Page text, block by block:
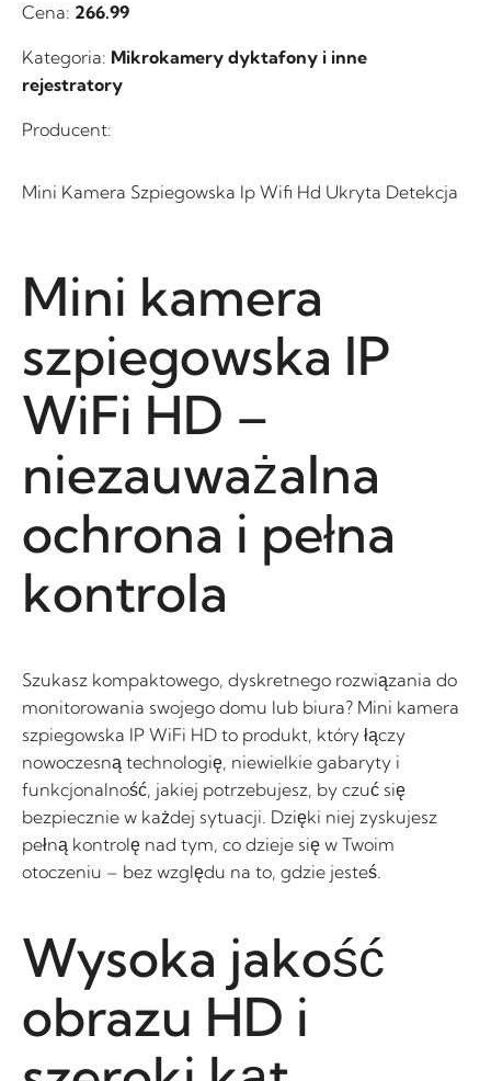
Cena: 266.99
Kategoria: Mikrokamery dyktafony i inne
rejestratory
Producent:
Mini Kamera Szpiegowska Ip Wifi Hd Ukryta Detekcja
Mini kamera
szpiegowska IP
WiFi HD –
niezauważalna
ochrona i pełna
kontrola
Szukasz kompaktowego, dyskretnego rozwiązania do
monitorowania swojego domu lub biura? Mini kamera
szpiegowska IP WiFi HD to produkt, który łączy
nowoczesną technologię, niewielkie gabaryty i
funkcjonalność, jakiej potrzebujesz, by czuć się
bezpiecznie w każdej sytuacji. Dzięki niej zyskujesz
pełną kontrolę nad tym, co dzieje się w Twoim
otoczeniu – bez względu na to, gdzie jesteś.
Wysoka jakość
obrazu HD i